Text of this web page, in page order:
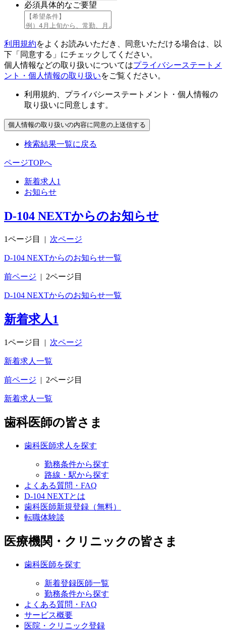
必須具体的なご要望
利用規約をよくお読みいただき、同意いただける場合は、以
下「同意する」にチェックしてください。
個人情報などの取り扱いについてはプライバシーステートメ
ント・個人情報の取り扱いをご覧ください。
利用規約、プライバシーステートメント・個人情報の
取り扱いに同意します。
検索結果一覧に戻る
ページTOPへ
新着求人 1
お知らせ
D-104 NEXTからのお知らせ
1ページ目 | 次ページ
D-104 NEXTからのお知らせ一覧
前ページ | 2ページ目
D-104 NEXTからのお知らせ一覧
新着求人1
1ページ目 | 次ページ
新着求人一覧
前ページ | 2ページ目
新着求人一覧
歯科医師の皆さま
歯科医師求人を探す
勤務条件から探す
路線・駅から探す
よくある質問・FAQ
D-104 NEXTとは
歯科医師新規登録（無料）
転職体験談
医療機関・クリニックの皆さま
歯科医師を探す
新着登録医師一覧
勤務条件から探す
よくある質問・FAQ
サービス概要
医院・クリニック登録